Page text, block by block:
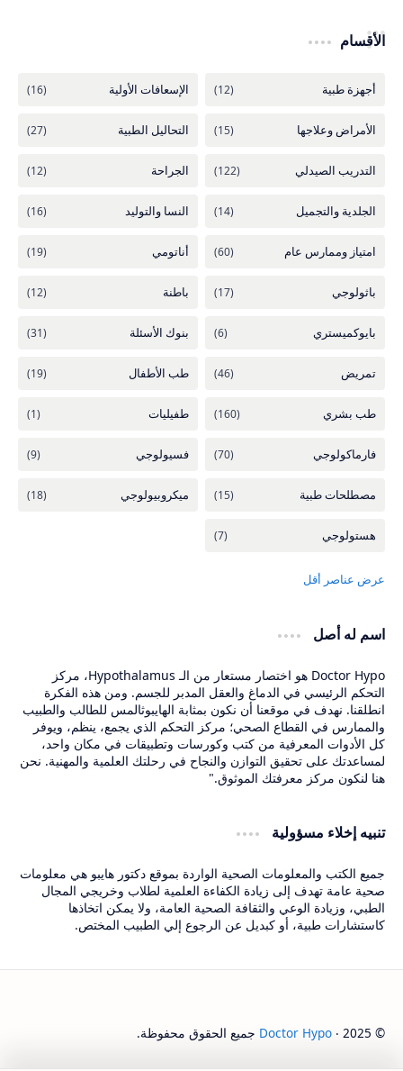
الأقسام
اسم له أصل
Doctor Hypo هو اختصار مستعار من الـ Hypothalamus، مركز
التحكم الرئيسي في الدماغ والعقل المدبر للجسم. ومن هذه الفكرة
انطلقنا. نهدف في موقعنا أن نكون بمثابة الهايبوثالمس للطالب والطبيب
والممارس في القطاع الصحي؛ مركز التحكم الذي يجمع، ينظم، ويوفر
كل الأدوات المعرفية من كتب وكورسات وتطبيقات في مكان واحد،
لمساعدتك على تحقيق التوازن والنجاح في رحلتك العلمية والمهنية. نحن
هنا لنكون مركز معرفتك الموثوق."
تنبيه إخلاء مسؤولية
جميع الكتب والمعلومات الصحية الواردة بموقع دكتور هايبو هي معلومات
صحية عامة تهدف إلى زيادة الكفاءة العلمية لطلاب وخريجي المجال
الطبي، وزيادة الوعي والثقافة الصحية العامة، ولا يمكن اتخاذها
كاستشارات طبية، أو كبديل عن الرجوع إلي الطبيب المختص.
© 2025 ‧
Doctor Hypo جميع الحقوق محفوظة.